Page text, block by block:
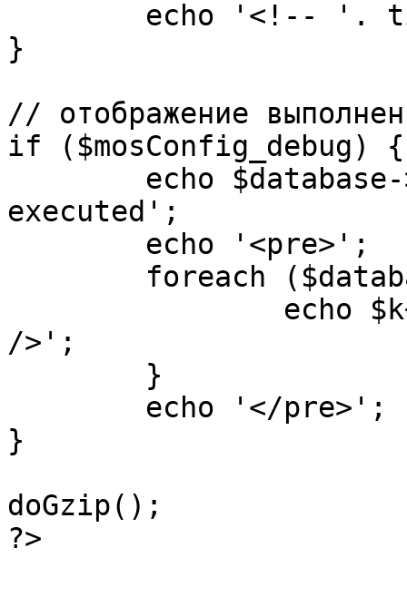
}
// отображение
if ($mosConfig_debug) {
executed';
/>';
}
doGzip();
?>